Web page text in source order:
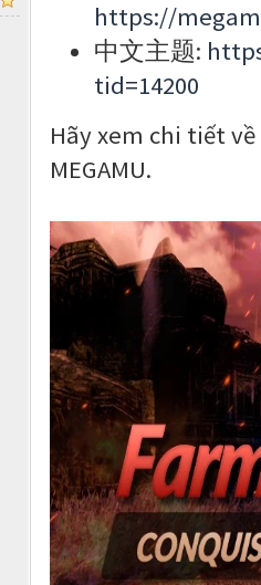
https://
中文主题:
tid=14200
Hãy xem chi tiết
MEGAMU.